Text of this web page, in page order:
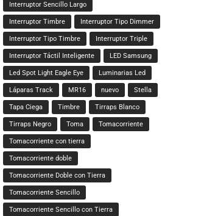
Interruptor Sencillo Largo
Interruptor Timbre Interruptor Tipo Dimmer
Interruptor Tipo Timbre Interruptor Triple
Interruptor Táctil Inteligente LED Samsung
Led Spot Light Eagle Eye Luminarias Led
Láparas Track MR16 nuevo Stella
Tapa Ciega Timbre Tirraps Blanco
Tirraps Negro Toma Tomacorriente
Tomacorriente con tierra
Tomacorriente doble
Tomacorriente Doble con Tierra
Tomacorriente Sencillo
Tomacorriente Sencillo con Tierra